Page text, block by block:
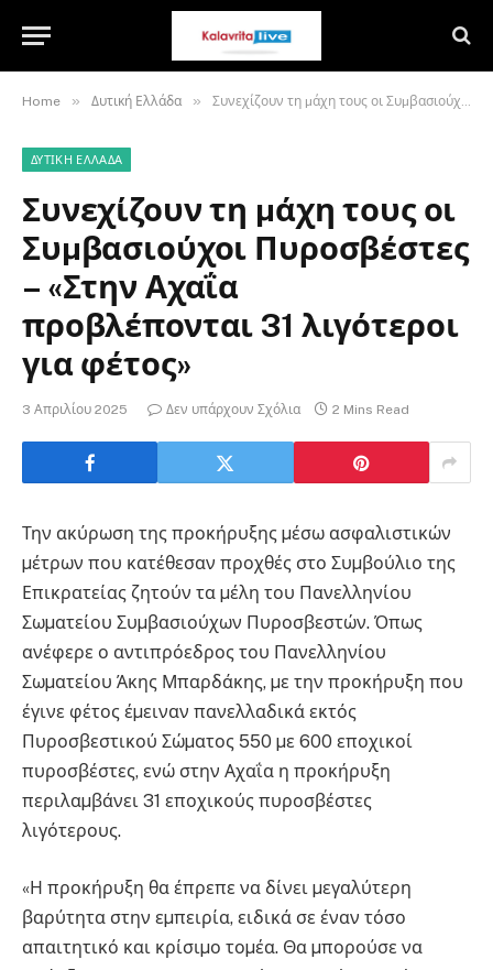
Home » Δυτική Ελλάδα » Συνεχίζουν τη µάχη τους οι Συµβασιούχοι Πυροσβέστες – «Στην Αχαΐα προβλέπονται 31 λιγότεροι για φέτος»
ΔΥΤΙΚΉ ΕΛΛΆΔΑ
Συνεχίζουν τη µάχη τους οι
Συµβασιούχοι Πυροσβέστες
– «Στην Αχαΐα
προβλέπονται 31 λιγότεροι
για φέτος»
3 Απριλίου 2025 Δεν υπάρχουν Σχόλια 2 Mins Read
Την ακύρωση της προκήρυξης µέσω ασφαλιστικών
µέτρων που κατέθεσαν προχθές στο Συµβούλιο της
Επικρατείας ζητούν τα µέλη του Πανελληνίου
Σωµατείου Συµβασιούχων Πυροσβεστών. Όπως
ανέφερε ο αντιπρόεδρος του Πανελληνίου
Σωµατείου Άκης Μπαρδάκης, µε την προκήρυξη που
έγινε φέτος έµειναν πανελλαδικά εκτός
Πυροσβεστικού Σώµατος 550 µε 600 εποχικοί
πυροσβέστες, ενώ στην Αχαΐα η προκήρυξη
περιλαµβάνει 31 εποχικούς πυροσβέστες
λιγότερους.
«Η προκήρυξη θα έπρεπε να δίνει µεγαλύτερη
βαρύτητα στην εµπειρία, ειδικά σε έναν τόσο
απαιτητικό και κρίσιµο τοµέα. Θα µπορούσε να